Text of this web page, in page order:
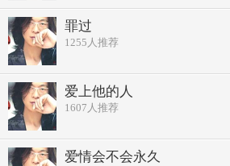
罪过
1255 人推荐
爱上他的人
1607 人推荐
爱情会不会永久